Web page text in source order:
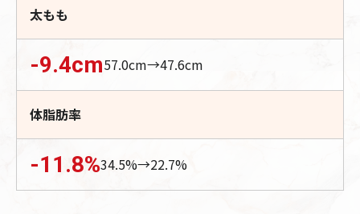
太もも
-9.4cm57.0cm→47.6cm
体脂肪率
-11.8%34.5%→22.7%